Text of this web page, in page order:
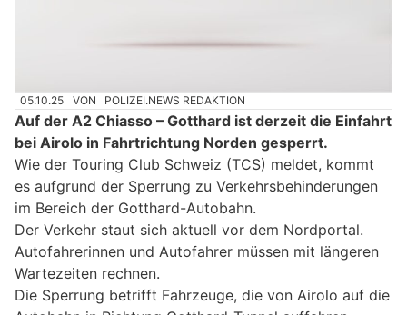
05.10.25 VON POLIZEI.NEWS REDAKTION
Auf der A2 Chiasso – Gotthard ist derzeit die Einfahrt
bei Airolo in Fahrtrichtung Norden gesperrt.
Wie der Touring Club Schweiz (TCS) meldet, kommt
es aufgrund der Sperrung zu Verkehrsbehinderungen
im Bereich der Gotthard-Autobahn.
Der Verkehr staut sich aktuell vor dem Nordportal.
Autofahrerinnen und Autofahrer müssen mit längeren
Wartezeiten rechnen.
Die Sperrung betrifft Fahrzeuge, die von Airolo auf die